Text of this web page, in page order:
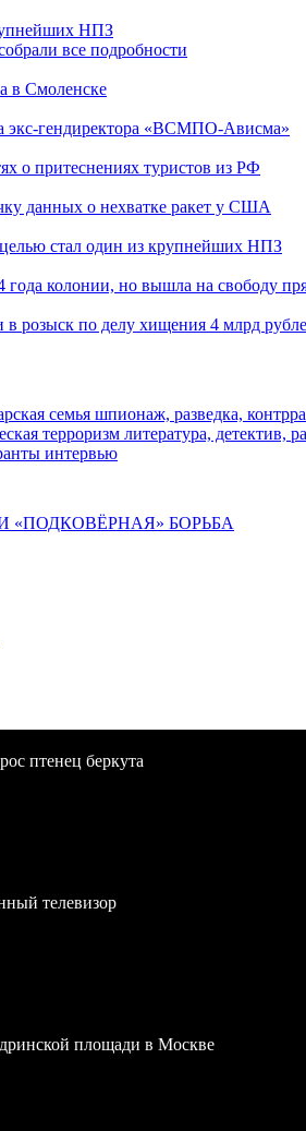
НПЗ
все подробности
в Смоленске
экс-гендиректора «ВСМПО-Ависма»
о притеснениях туристов из РФ
данных о нехватке ракет у США
стал один из крупнейших НПЗ
колонии, но вышла на свободу
розыск по делу хищения 4 млрд
семья шпионаж, разведка,
терроризм литература, детектив,
интервью
БОРЬБА
птенец беркута
телевизор
площади в Москве